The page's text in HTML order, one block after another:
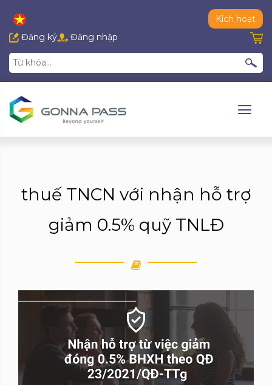
Kích hoạt
Đăng ký
Đăng nhập
thuế TNCN với nhận hỗ trợ
giảm 0.5% quỹ TNLĐ